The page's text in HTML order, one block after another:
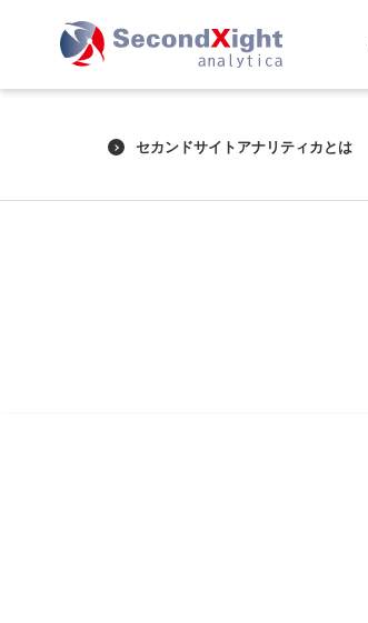
セカンドサイトアナリティカとは